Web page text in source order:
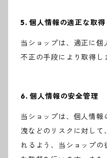
5. 個人情報の適正な取得
当ショップは、適正に
不正の手段により取得し
6. 個人情報の安全管理
当ショップは、個人情報
洩などのリスクに対して
れるよう、当ショップの